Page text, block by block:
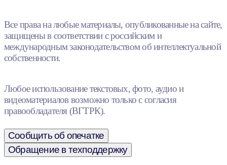
Все права на любые материалы, опубликованные на сайте,
защищены в соответствии с российским и
международным законодательством об интеллектуальной
собственности.
Любое использование текстовых, фото, аудио и
видеоматериалов возможно только с согласия
правообладателя (ВГТРК).
Сообщить об опечатке
Обращение в техподдержку